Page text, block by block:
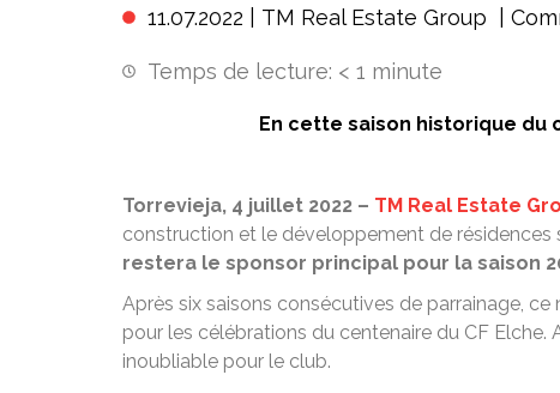
11.07.2022 | TM Real Estate Group
Temps de lecture: < 1 minute
En cette saison historique du
Torrevieja, 4 juillet 2022 – TM Real Estate
construction et le développement de
restera le sponsor principal pour la saison
Après six saisons consécutives de parrainage,
pour les célébrations du centenaire du CF
inoubliable pour le club.